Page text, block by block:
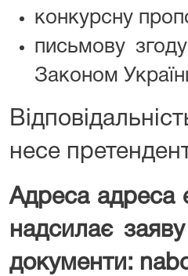
конкурсну
письмову
Законом
несе
Адресаадреса
надсилає
документи :